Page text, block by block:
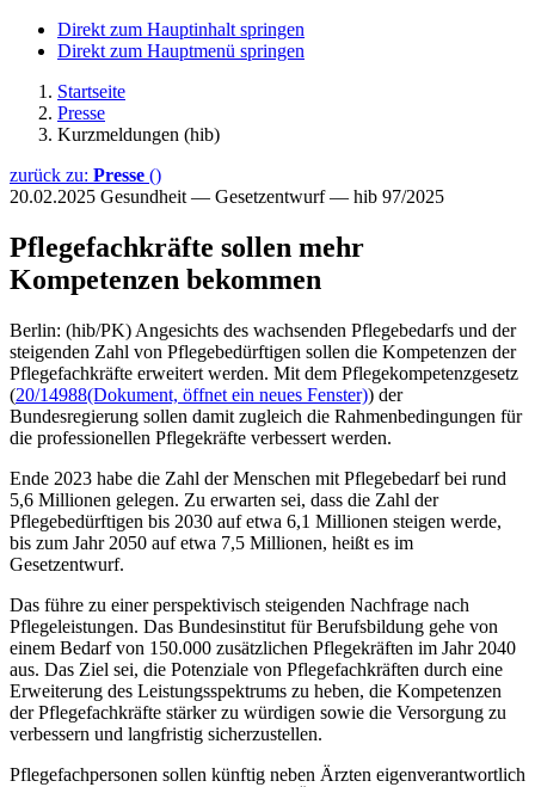
Direkt zum Hauptinhalt springen
Direkt zum Hauptmenü springen
Startseite
Presse
Kurzmeldungen (hib)
zurück zu: Presse ()
20.02.2025 Gesundheit — Gesetzentwurf — hib 97/2025
Pflegefachkräfte sollen mehr
Kompetenzen bekommen
Berlin: (hib/PK) Angesichts des wachsenden Pflegebedarfs und der
steigenden Zahl von Pflegebedürftigen sollen die Kompetenzen der
Pflegefachkräfte erweitert werden. Mit dem Pflegekompetenzgesetz
(20/14988(Dokument, öffnet ein neues Fenster)) der
Bundesregierung sollen damit zugleich die Rahmenbedingungen für
die professionellen Pflegekräfte verbessert werden.
Ende 2023 habe die Zahl der Menschen mit Pflegebedarf bei rund
5,6 Millionen gelegen. Zu erwarten sei, dass die Zahl der
Pflegebedürftigen bis 2030 auf etwa 6,1 Millionen steigen werde,
bis zum Jahr 2050 auf etwa 7,5 Millionen, heißt es im
Gesetzentwurf.
Das führe zu einer perspektivisch steigenden Nachfrage nach
Pflegeleistungen. Das Bundesinstitut für Berufsbildung gehe von
einem Bedarf von 150.000 zusätzlichen Pflegekräften im Jahr 2040
aus. Das Ziel sei, die Potenziale von Pflegefachkräften durch eine
Erweiterung des Leistungsspektrums zu heben, die Kompetenzen
der Pflegefachkräfte stärker zu würdigen sowie die Versorgung zu
verbessern und langfristig sicherzustellen.
Pflegefachpersonen sollen künftig neben Ärzten eigenverantwortlich